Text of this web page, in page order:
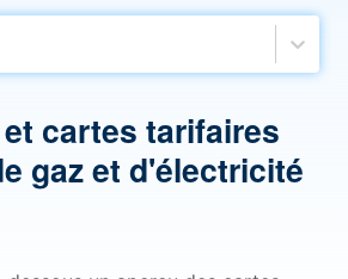
cartes tarifaires
gaz et d'électricité